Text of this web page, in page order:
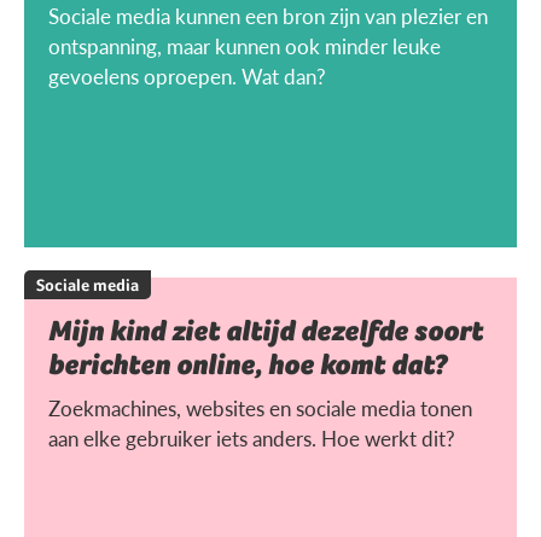
Sociale media kunnen een bron zijn van plezier en
ontspanning, maar kunnen ook minder leuke
gevoelens oproepen. Wat dan?
Sociale media
Mijn kind ziet altijd dezelfde soort
berichten online, hoe komt dat?
Zoekmachines, websites en sociale media tonen
aan elke gebruiker iets anders. Hoe werkt dit?